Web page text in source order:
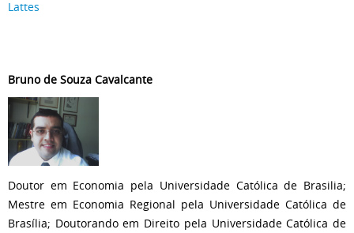
Lattes
Bruno de Souza Cavalcante
Doutor em Economia pela Universidade Católica de Brasilia;
Mestre em Economia Regional pela Universidade Católica de
Brasília; Doutorando em Direito pela Universidade Católica de